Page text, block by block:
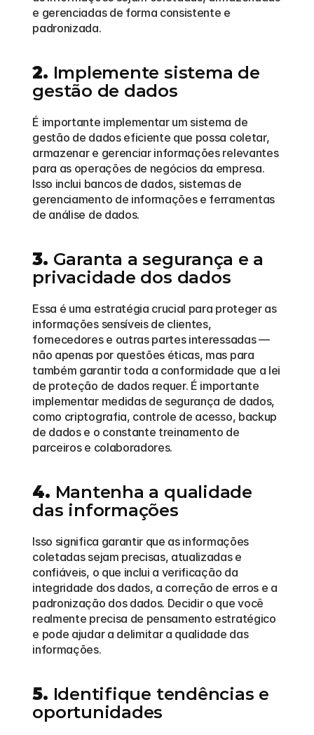
e gerenciadas de forma consistente e
padronizada.
2. Implemente sistema de
gestão de dados
É importante implementar um sistema de
gestão de dados eficiente que possa coletar,
armazenar e gerenciar informações relevantes
para as operações de negócios da empresa.
Isso inclui bancos de dados, sistemas de
gerenciamento de informações e ferramentas
de análise de dados.
3. Garanta a segurança e a
privacidade dos dados
Essa é uma estratégia crucial para proteger as
informações sensíveis de clientes,
fornecedores e outras partes interessadas —
não apenas por questões éticas, mas para
também garantir toda a conformidade que a lei
de proteção de dados requer. É importante
implementar medidas de segurança de dados,
como criptografia, controle de acesso, backup
de dados e o constante treinamento de
parceiros e colaboradores.
4. Mantenha a qualidade
das informações
Isso significa garantir que as informações
coletadas sejam precisas, atualizadas e
confiáveis, o que inclui a verificação da
integridade dos dados, a correção de erros e a
padronização dos dados. Decidir o que você
realmente precisa de pensamento estratégico
e pode ajudar a delimitar a qualidade das
informações.
5. Identifique tendências e
oportunidades